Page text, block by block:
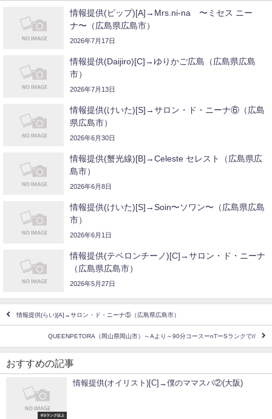
情報提供(ピップ)[A]→Mrs.ni-na 〜ミセス ニー
ナ〜（広島県広島市）
2026年7月17日
情報提供(Daijiro)[C]→ゆりかご広島（広島県広島
市）
2026年7月13日
情報提供(けいた)[S]→サロン・ド・ニーナ⑥（広島
県広島市）
2026年6月30日
情報提供(蟹光線)[B]→Celeste セレスト（広島県広
島市）
2026年6月8日
情報提供(けいた)[S]→Soin〜ソワン〜（広島県広島
市）
2026年6月1日
情報提供(テペロンチーノ)[C]→サロン・ド・ニーナ
（広島県広島市）
2026年5月27日
情報提供(らい)[A]→サロン・ド・ニーナ⑤（広島県広島市）
QUEENPETORA（岡山県岡山市）～Aより～90分コースーnTーSランクで//
おすすめの記事
※Sランク以上
情報提供(オイリスト)[C]→僕のママスパ②(大阪)